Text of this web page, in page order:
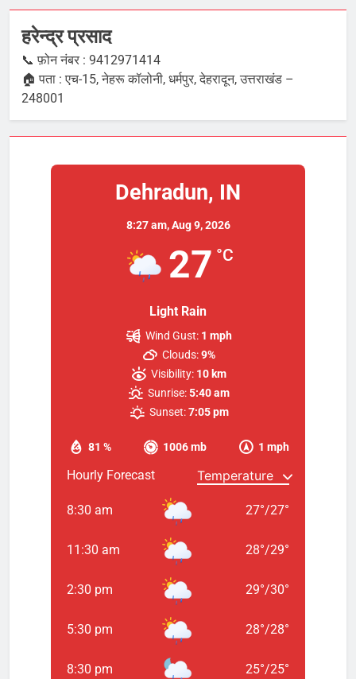
हरेन्द्र प्रसाद
📞 फ़ोन नंबर : 9412971414
🏠 पता : एच-15, नेहरू कॉलोनी, धर्मपुर, देहरादून, उत्तराखंड –
248001
Dehradun, IN
8:27 am,Aug 9, 2026
27 °C
Light Rain
81 % 1006 mb 1 mph
Wind Gust: 1 mph
Clouds:9%
Visibility: 10 km
Sunrise:5:40 am
Sunset: 7:05 pm
Hourly Forecast
8:30 am 27°/27°
11:30 am 28°/29°
2:30 pm 29°/30°
5:30 pm 28°/28°
8:30 pm 25°/25°